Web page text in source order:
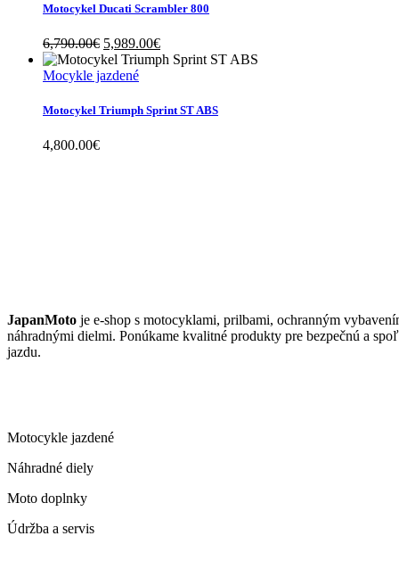
Motocykel Ducati Scrambler 800
6,790.00€ Original
price
was:
5,989.00€Current
price
Mocykle jazdené
Motocykel Triumph Sprint ST ABS
4,800.00€
JapanMoto je e-shop s motocyklami, prilbami, ochranným
náhradnými dielmi. Ponúkame kvalitné produkty pre bezpečnú a
jazdu.
Motocykle jazdené
Náhradné diely
Moto doplnky
Údržba a servis